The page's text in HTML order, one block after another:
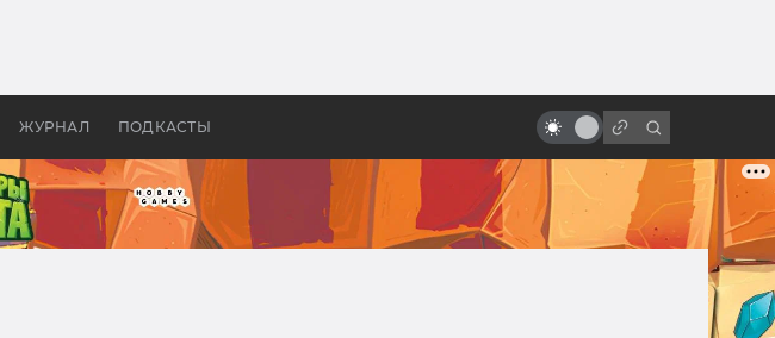
ЖУРНАЛ ПОДКАСТЫ
бы «Властелина колец»
экранизации DC